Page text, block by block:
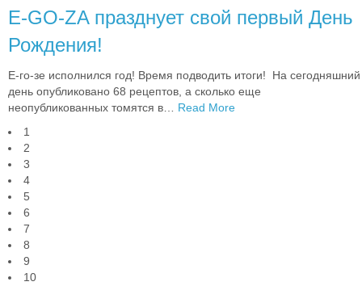
E-GO-ZA празднует свой первый День
Рождения!
Е-го-зе исполнился год! Время подводить итоги! На сегодняшний
день опубликовано 68 рецептов, а сколько еще
неопубликованных томятся в… Read More
1
2
3
4
5
6
7
8
9
10